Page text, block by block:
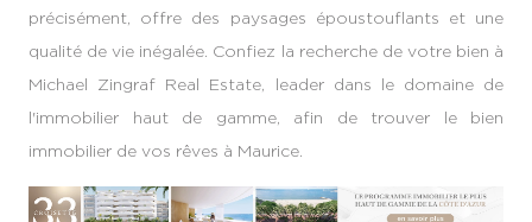
précisément, offre des paysages époustouflants et une
qualité de vie inégalée. Confiez la recherche de votre bien à
Michael Zingraf Real Estate, leader dans le domaine de
l'immobilier haut de gamme, afin de trouver le bien
immobilier de vos rêves à Maurice.